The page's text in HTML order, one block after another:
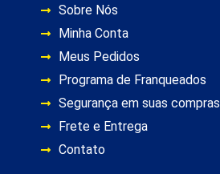
Sobre Nós
Minha Conta
Meus Pedidos
Programa de Franqueados
Segurança em suas compras
Frete e Entrega
Contato